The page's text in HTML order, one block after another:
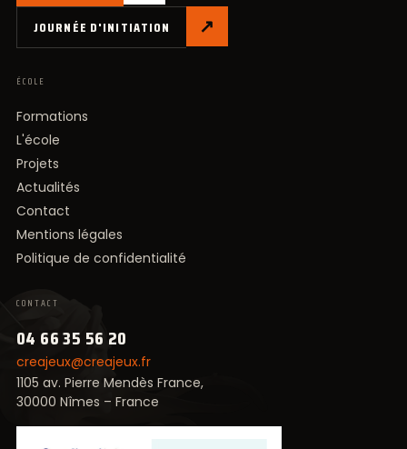
JOURNÉE D'INITIATION ↗
ÉCOLE
Formations
L'école
Projets
Actualités
Contact
Mentions légales
Politique de confidentialité
CONTACT
04 66 35 56 20
creajeux@creajeux.fr
1105 av. Pierre Mendès France,
30000 Nîmes – France